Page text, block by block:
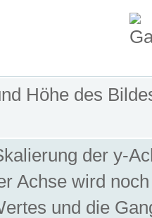
Höhe des
der y-
Achse wird
und die